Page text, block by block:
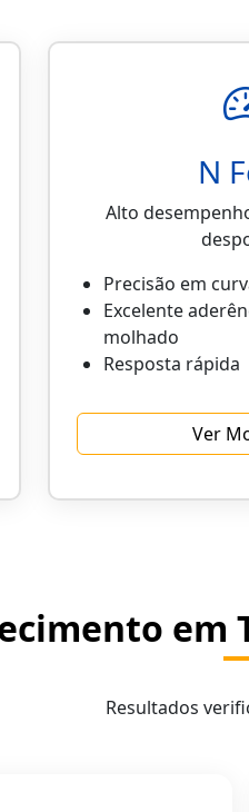
N
Alto
Precisão em
Excelente
molhado
Resposta rápida
Ver
em
Resultados